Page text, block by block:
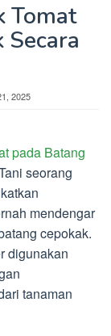
Tomat
Secara
2025
pada Batang
seorang
mendengar
cepokak.
digunakan
tanaman